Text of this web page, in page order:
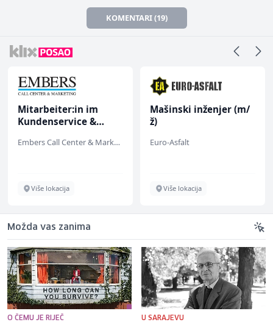
KOMENTARI (19)
Mitarbeiter:in im
Kundenservice &
Embers Call Center & Marketing
Više lokacija
Mašinski inženjer (m/
ž)
Euro-Asfalt
Više lokacija
Možda vas zanima
O ČEMU JE RIJEČ U SARAJEVU